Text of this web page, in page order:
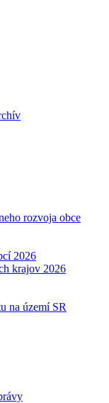
rozvoja obce
2026
krajov 2026
na území SR